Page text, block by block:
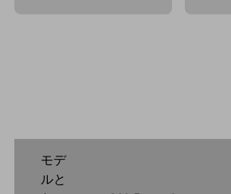
モデ
ルと